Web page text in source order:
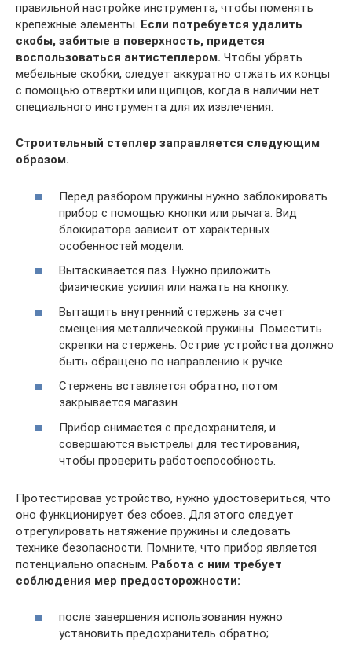
правильной настройке инструмента, чтобы поменять
крепежные элементы. Если потребуется удалить
скобы, забитые в поверхность, придется
воспользоваться антистеплером. Чтобы убрать
мебельные скобки, следует аккуратно отжать их концы
с помощью отвертки или щипцов, когда в наличии нет
специального инструмента для их извлечения.
Строительный степлер заправляется следующим
образом.
Перед разбором пружины нужно заблокировать
прибор с помощью кнопки или рычага. Вид
блокиратора зависит от характерных
особенностей модели.
Вытаскивается паз. Нужно приложить
физические усилия или нажать на кнопку.
Вытащить внутренний стержень за счет
смещения металлической пружины. Поместить
скрепки на стержень. Острие устройства должно
быть обращено по направлению к ручке.
Стержень вставляется обратно, потом
закрывается магазин.
Прибор снимается с предохранителя, и
совершаются выстрелы для тестирования,
чтобы проверить работоспособность.
Протестировав устройство, нужно удостовериться, что
оно функционирует без сбоев. Для этого следует
отрегулировать натяжение пружины и следовать
технике безопасности. Помните, что прибор является
потенциально опасным. Работа с ним требует
соблюдения мер предосторожности:
после завершения использования нужно
установить предохранитель обратно;